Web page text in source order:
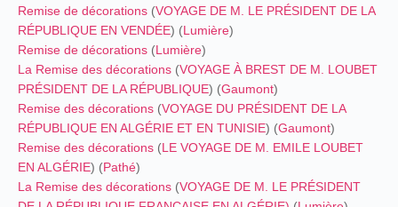
Remise de décorations (VOYAGE DE M. LE PRÉSIDENT DE LA
RÉPUBLIQUE EN VENDÉE) (Lumière)
Remise de décorations (Lumière)
La Remise des décorations (VOYAGE À BREST DE M. LOUBET
PRÉSIDENT DE LA RÉPUBLIQUE) (Gaumont)
Remise des décorations (VOYAGE DU PRÉSIDENT DE LA
RÉPUBLIQUE EN ALGÉRIE ET EN TUNISIE) (Gaumont)
Remise des décorations (LE VOYAGE DE M. EMILE LOUBET
EN ALGÉRIE) (Pathé)
La Remise des décorations (VOYAGE DE M. LE PRÉSIDENT